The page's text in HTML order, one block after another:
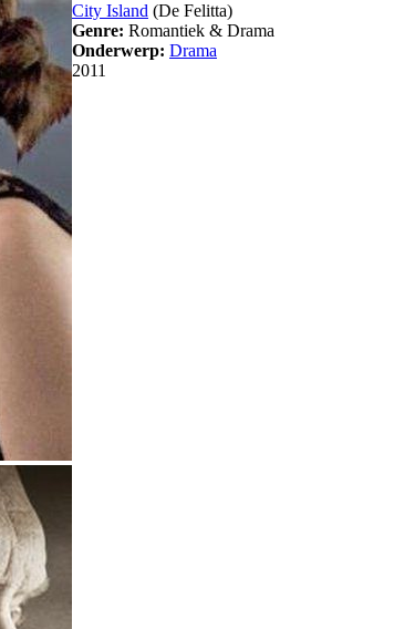
City Island (De Felitta)
Genre: Romantiek & Drama
Onderwerp: Drama
2011